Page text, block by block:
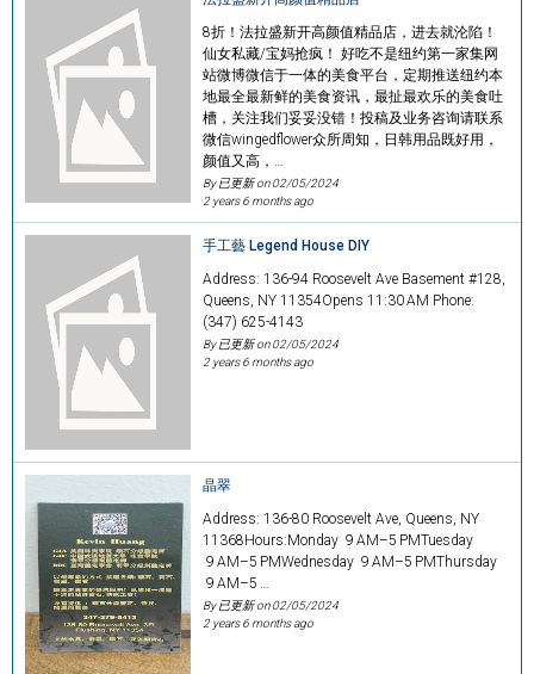
8折！法拉盛新开高颜值精品店，进去就沦陷！
仙女私藏/宝妈抢疯！ 好吃不是纽约第一家集网
站微博微信于一体的美食平台，定期推送纽约本
地最全最新鲜的美食资讯，最扯最欢乐的美食吐
槽，关注我们妥妥没错！投稿及业务咨询请联系
微信wingedflower众所周知，日韩用品既好用，
颜值又高，…
By 已更新 on02/05/2024
2 years 6 months ago
手工藝 Legend House DIY
Address: 136-94 Roosevelt Ave Basement #128,
Queens, NY 11354Opens 11:30 AM Phone:
(347) 625-4143
By 已更新 on02/05/2024
2 years 6 months ago
晶翠
Address: 136-80 Roosevelt Ave, Queens, NY
11368Hours:Monday 9 AM–5 PMTuesday
9 AM–5 PMWednesday 9 AM–5 PMThursday
9 AM–5 …
By 已更新 on02/05/2024
2 years 6 months ago